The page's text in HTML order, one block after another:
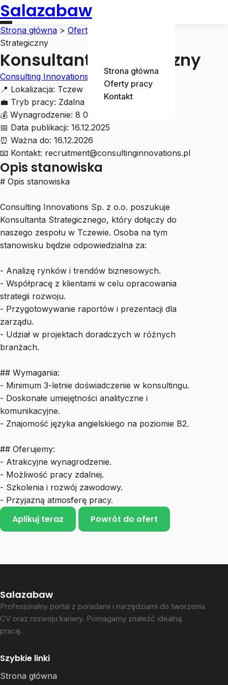
Salazabaw
Strona główna
Oferty pracy
Kontakt
Strona główna > Oferty pracy
Strategiczny
Konsultant Strategiczny
Consulting Innovations Sp. z o.o.
📍 Lokalizacja: Tczew
💼 Tryb pracy: Zdalna
💰 Wynagrodzenie: 8 000 - 12 000 zł
📅 Data publikacji: 16.12.2025
⏰ Ważna do: 16.12.2026
📧 Kontakt: recruitment@consultinginnovations.pl
Opis stanowiska
# Opis stanowiska
Consulting Innovations Sp. z o.o. poszukuje
Konsultanta Strategicznego, który dołączy do
naszego zespołu w Tczewie. Osoba na tym
stanowisku będzie odpowiedzialna za:
- Analizę rynków i trendów biznesowych.
- Współpracę z klientami w celu opracowania
strategii rozwoju.
- Przygotowywanie raportów i prezentacji dla
zarządu.
- Udział w projektach doradczych w różnych
branżach.
## Wymagania:
- Minimum 3-letnie doświadczenie w konsultingu.
- Doskonałe umiejętności analityczne i
komunikacyjne.
- Znajomość języka angielskiego na poziomie B2.
## Oferujemy:
- Atrakcyjne wynagrodzenie.
- Możliwość pracy zdalnej.
- Szkolenia i rozwój zawodowy.
- Przyjazną atmosferę pracy.
Aplikuj teraz Powrót do ofert
Salazabaw
Profesjonalny portal z poradami i narzędziami do tworzenia
CV oraz rozwoju kariery. Pomagamy znaleźć idealną
pracę.
Szybkie linki
Strona główna